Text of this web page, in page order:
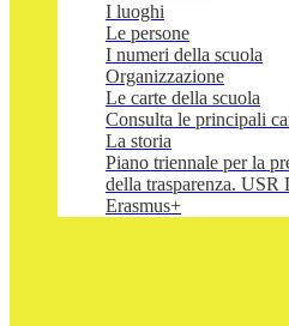
I luoghi
Le persone
I numeri della scuola
Organizzazione
Le carte della scuola
Consulta le principali
La storia
Piano triennale per la
della trasparenza. USR
Erasmus+